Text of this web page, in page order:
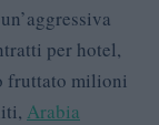
per hotel,
fruttato milioni
Arabia